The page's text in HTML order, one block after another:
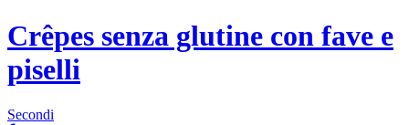
Crêpes senza glutine con fave e
piselli
Secondi